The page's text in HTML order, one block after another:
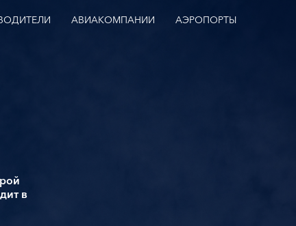
АВИАКОМПАНИИ АЭРОПОРТЫ
в